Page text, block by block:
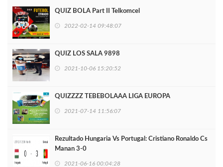
QUIZ BOLA Part II Telkomcel
2022-02-14 09:48:07
QUIZ LOS SALA 9898
2021-10-06 15:20:52
QUIZZZZ TEBEBOLAAA LIGA EUROPA
2021-07-14 11:56:07
Rezultado Hungaria Vs Portugal: Cristiano Ronaldo Cs
Manan 3-0
2021-06-16 00:04:28